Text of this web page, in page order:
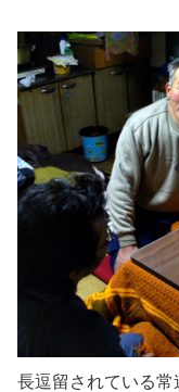
長逗留されている